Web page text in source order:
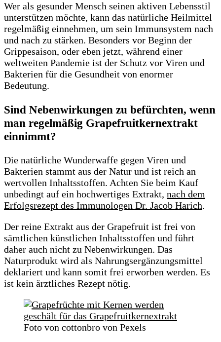
Wer als gesunder Mensch seinen aktiven Lebensstil
unterstützen möchte, kann das natürliche Heilmittel
regelmäßig einnehmen, um sein Immunsystem nach
und nach zu stärken. Besonders vor Beginn der
Grippesaison, oder eben jetzt, während einer
weltweiten Pandemie ist der Schutz vor Viren und
Bakterien für die Gesundheit von enormer
Bedeutung.
Sind Nebenwirkungen zu befürchten, wenn
man regelmäßig Grapefruitkernextrakt
einnimmt?
Die natürliche Wunderwaffe gegen Viren und
Bakterien stammt aus der Natur und ist reich an
wertvollen Inhaltsstoffen. Achten Sie beim Kauf
unbedingt auf ein hochwertiges Extrakt, nach dem
Erfolgsrezept des Immunologen Dr. Jacob Harich.
Der reine Extrakt aus der Grapefruit ist frei von
sämtlichen künstlichen Inhaltsstoffen und führt
daher auch nicht zu Nebenwirkungen. Das
Naturprodukt wird als Nahrungsergänzungsmittel
deklariert und kann somit frei erworben werden. Es
ist kein ärztliches Rezept nötig.
Foto von cottonbro von Pexels